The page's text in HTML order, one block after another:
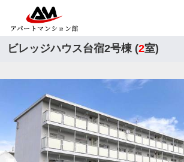
ビレッジハウス台宿2号棟 (2室)